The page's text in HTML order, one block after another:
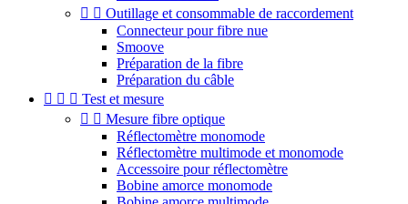
  Outillage et consommable de raccordement
Connecteur pour fibre nue
Smoove
Préparation de la fibre
Préparation du câble
   Test et mesure
  Mesure fibre optique
Réflectomètre monomode
Réflectomètre multimode et monomode
Accessoire pour réflectomètre
Bobine amorce monomode